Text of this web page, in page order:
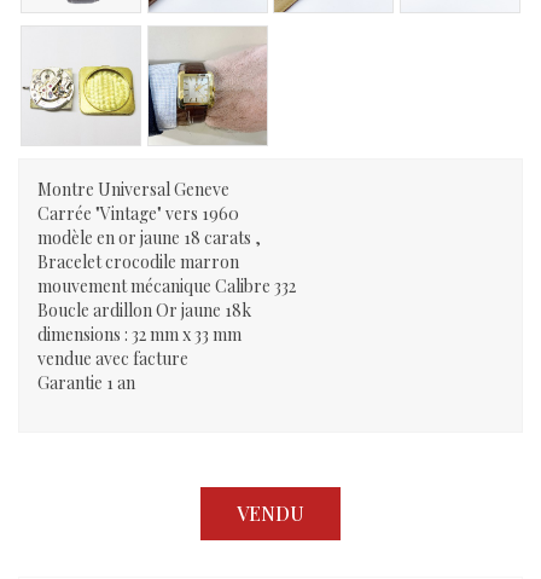
Montre Universal Geneve
Carrée "Vintage" vers 1960
modèle en or jaune 18 carats ,
Bracelet crocodile marron
mouvement mécanique Calibre 332
Boucle ardillon Or jaune 18k
dimensions : 32 mm x 33 mm
vendue avec facture
Garantie 1 an
VENDU